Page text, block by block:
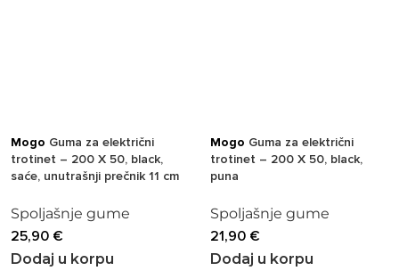
Mogo Guma za električni
trotinet – 200 X 50, black,
saće, unutrašnji prečnik 11 cm
Spoljašnje gume
25,90 €
Dodaj u korpu
Mogo Guma za električni
trotinet – 200 X 50, black,
puna
Spoljašnje gume
21,90 €
Dodaj u korpu